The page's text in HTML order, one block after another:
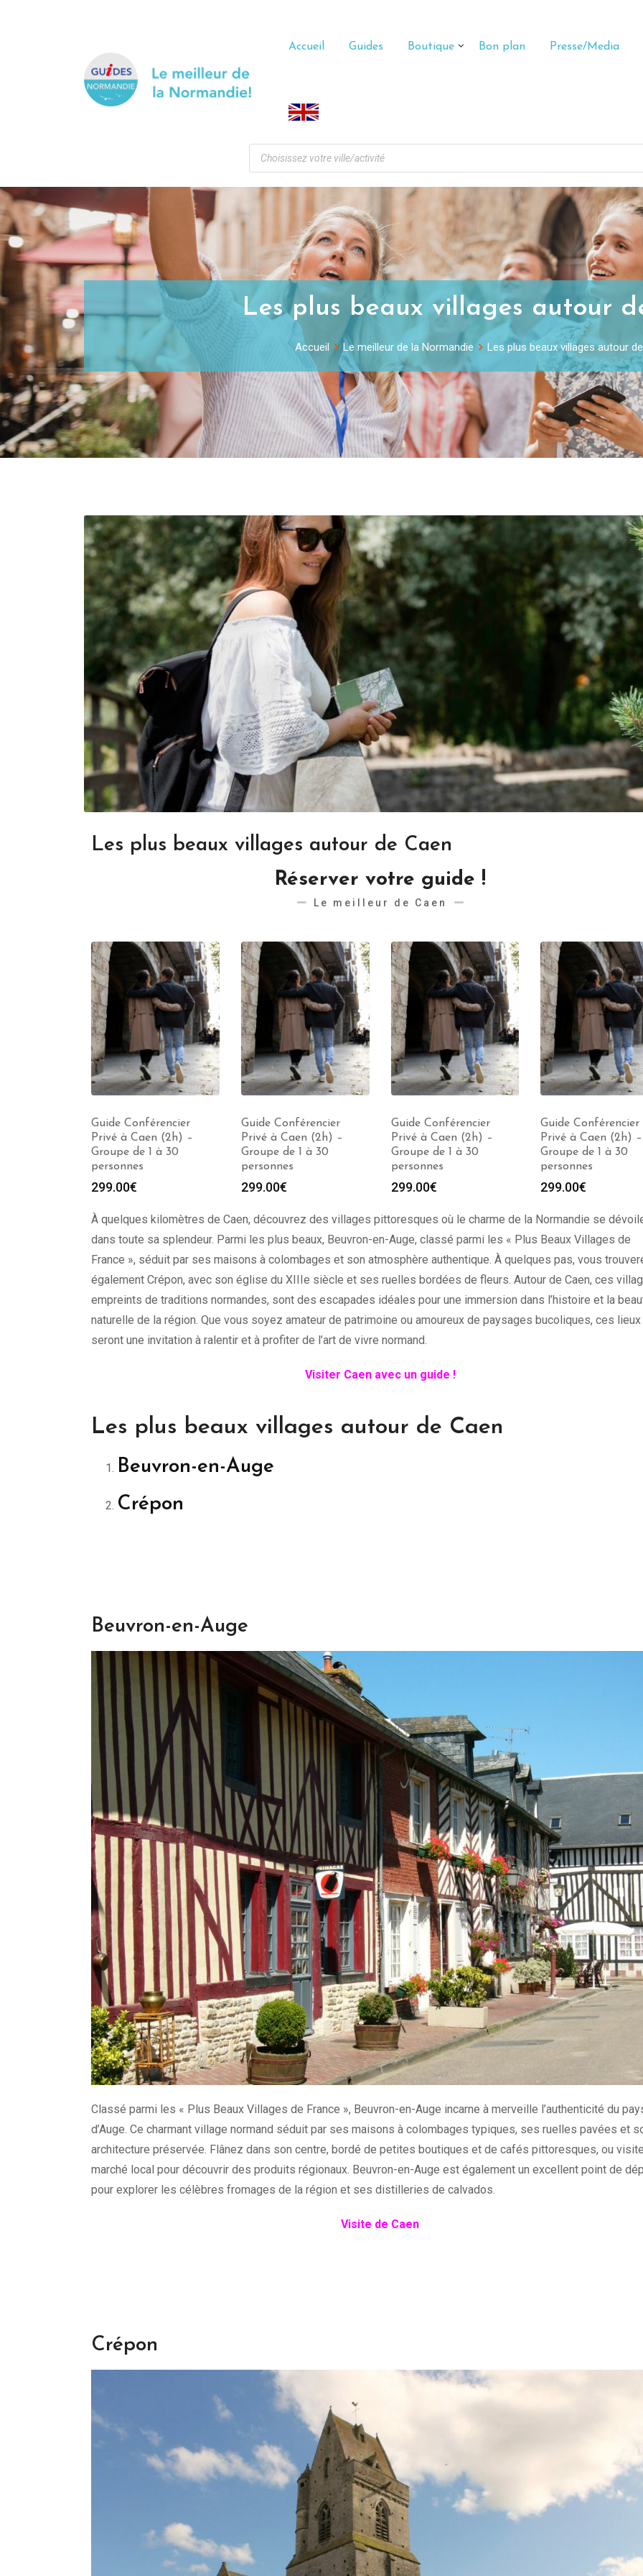
Accueil Guides Boutique Bon plan Presse/Media
Les plus beaux villages autour
Accueil Le meilleur de la Normandie Les plus beaux villages autour
Les plus beaux villages autour de Caen
Réserver votre guide !
Le meilleur de Caen
Guide Conférencier
Privé à Caen (2h) –
Groupe de 1 à 30
personnes
299.00€
Guide Conférencier
Privé à Caen (2h) –
Groupe de 1 à 30
personnes
299.00€
Guide Conférencier
Privé à Caen (2h) –
Groupe de 1 à 30
personnes
299.00€
Guide Conférencier
Privé à Caen (2h) –
Groupe de 1 à 30
personnes
299.00€
À quelques kilomètres de Caen, découvrez des villages pittoresques où le charme de la Normandie se
dans toute sa splendeur. Parmi les plus beaux, Beuvron-en-Auge, classé parmi les « Plus Beaux Villages de
France », séduit par ses maisons à colombages et son atmosphère authentique. À quelques pas, vous
également Crépon, avec son église du XIIIe siècle et ses ruelles bordées de fleurs. Autour de Caen, ces
empreints de traditions normandes, sont des escapades idéales pour une immersion dans l’histoire et la
naturelle de la région. Que vous soyez amateur de patrimoine ou amoureux de paysages bucoliques, ces lieux
seront une invitation à ralentir et à profiter de l’art de vivre normand.
Visiter Caen avec un guide !
Les plus beaux villages autour de Caen
Beuvron-en-Auge
Crépon
Beuvron-en-Auge
Classé parmi les « Plus Beaux Villages de France », Beuvron-en-Auge incarne à merveille l’authenticité du
d’Auge. Ce charmant village normand séduit par ses maisons à colombages typiques, ses ruelles pavées et
architecture préservée. Flânez dans son centre, bordé de petites boutiques et de cafés pittoresques, ou
marché local pour découvrir des produits régionaux. Beuvron-en-Auge est également un excellent point de
pour explorer les célèbres fromages de la région et ses distilleries de calvados.
Visite de Caen
Crépon